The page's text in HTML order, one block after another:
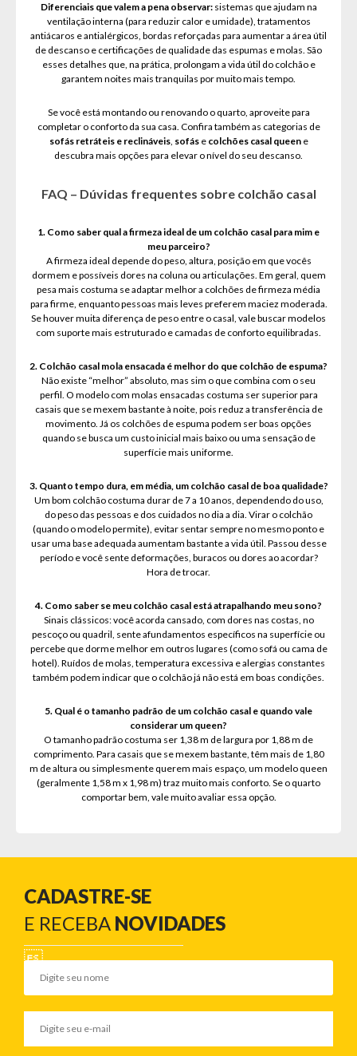
Diferenciais que valem a pena observar:sistemas que ajudam na
ventilação interna (para reduzir calor e umidade), tratamentos
antiácaros e antialérgicos, bordas reforçadas para aumentar a área útil
de descanso e certificações de qualidade das espumas e molas. São
esses detalhes que, na prática, prolongam a vida útil do colchão e
garantem noites mais tranquilas por muito mais tempo.
Se você está montando ou renovando o quarto, aproveite para
completar o conforto da sua casa. Confira também as categorias de
sofás retráteis e reclináveis, sofáse colchões casal queene
descubra mais opções para elevar o nível do seu descanso.
FAQ – Dúvidas frequentes sobre colchão casal
1. Como saber qual a firmeza ideal de um colchão casal para mim e
meu parceiro?
A firmeza ideal depende do peso, altura, posição em que vocês
dormem e possíveis dores na coluna ou articulações. Em geral, quem
pesa mais costuma se adaptar melhor a colchões de firmeza média
para firme, enquanto pessoas mais leves preferem maciez moderada.
Se houver muita diferença de peso entre o casal, vale buscar modelos
com suporte mais estruturado e camadas de conforto equilibradas.
2. Colchão casal mola ensacada é melhor do que colchão de espuma?
Não existe “melhor” absoluto, mas sim o que combina com o seu
perfil. O modelo com molas ensacadas costuma ser superior para
casais que se mexem bastante à noite, pois reduz a transferência de
movimento. Já os colchões de espuma podem ser boas opções
quando se busca um custo inicial mais baixo ou uma sensação de
superfície mais uniforme.
3. Quanto tempo dura, em média, um colchão casal de boa qualidade?
Um bom colchão costuma durar de 7 a 10 anos, dependendo do uso,
do peso das pessoas e dos cuidados no dia a dia. Virar o colchão
(quando o modelo permite), evitar sentar sempre no mesmo ponto e
usar uma base adequada aumentam bastante a vida útil. Passou desse
período e você sente deformações, buracos ou dores ao acordar?
Hora de trocar.
4. Como saber se meu colchão casal está atrapalhando meu sono?
Sinais clássicos: você acorda cansado, com dores nas costas, no
pescoço ou quadril, sente afundamentos específicos na superfície ou
percebe que dorme melhor em outros lugares (como sofá ou cama de
hotel). Ruídos de molas, temperatura excessiva e alergias constantes
também podem indicar que o colchão já não está em boas condições.
5. Qual é o tamanho padrão de um colchão casal e quando vale
considerar um queen?
O tamanho padrão costuma ser 1,38 m de largura por 1,88 m de
comprimento. Para casais que se mexem bastante, têm mais de 1,80
m de altura ou simplesmente querem mais espaço, um modelo queen
(geralmente 1,58 m x 1,98 m) traz muito mais conforto. Se o quarto
comportar bem, vale muito avaliar essa opção.
CADASTRE-SE
E RECEBA NOVIDADES